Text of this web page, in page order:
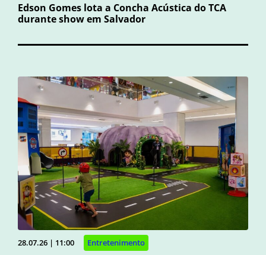
Edson Gomes lota a Concha Acústica do TCA
durante show em Salvador
28.07.26 | 11:00 Entretenimento